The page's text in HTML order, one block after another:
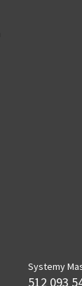
Systemy
512 093